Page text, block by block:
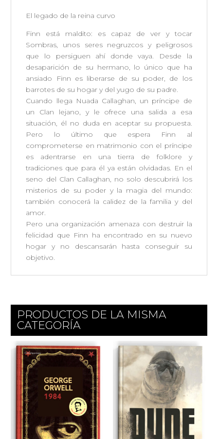
El legado de la reina curvo
Finn está maldito: es capaz de ver y tocar
Sombras, unos seres negruzcos y peligrosos
que lo persiguen ahí donde vaya. Desde la
desaparición de su hermano, lo único que ha
ansiado Finn es liberarse de su poder, de los
barrotes de su hogar y del yugo de su padre.
Cuando llega Nuada Callaghan, un príncipe de
un Clan lejano, y le ofrece una salida a esa
situación, él no duda en aceptar su propuesta.
Pero lo último que espera Finn al
comprometerse en matrimonio con el príncipe
es adentrarse en una tierra de folklore y
tradiciones que para él ya están olvidadas. En el
seno del Clan Callaghan, no solo descubrirá los
misterios de su poder y la magia del mundo:
también conocerá la calidez de la familia y del
amor.
Pero una organización amenaza con destruir la
felicidad que Finn ha encontrado en su nuevo
hogar y no descansarán hasta conseguir su
objetivo.
PRODUCTOS DE LA MISMA
CATEGORÍA